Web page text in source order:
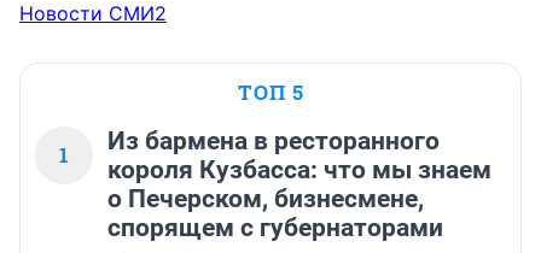
Новости СМИ2
ТОП 5
1
Из бармена в ресторанного
короля Кузбасса: что мы знаем
о Печерском, бизнесмене,
спорящем с губернаторами